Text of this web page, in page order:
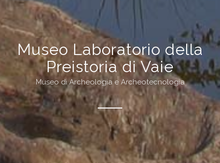
Museo Laboratorio della
Preistoria di Vaie
Museo di Archeologia e Archeotecnologia